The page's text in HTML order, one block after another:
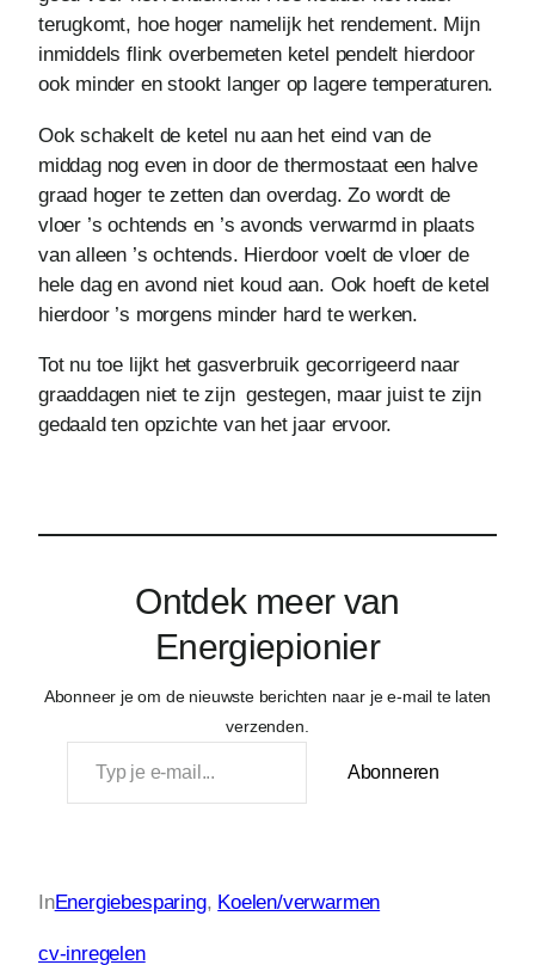
terugkomt, hoe hoger namelijk het rendement. Mijn
inmiddels flink overbemeten ketel pendelt hierdoor
ook minder en stookt langer op lagere temperaturen.
Ook schakelt de ketel nu aan het eind van de
middag nog even in door de thermostaat een halve
graad hoger te zetten dan overdag. Zo wordt de
vloer ’s ochtends en ’s avonds verwarmd in plaats
van alleen ’s ochtends. Hierdoor voelt de vloer de
hele dag en avond niet koud aan. Ook hoeft de ketel
hierdoor ’s morgens minder hard te werken.
Tot nu toe lijkt het gasverbruik gecorrigeerd naar
graaddagen niet te zijn gestegen, maar juist te zijn
gedaald ten opzichte van het jaar ervoor.
Ontdek meer van
Energiepionier
Abonneer je om de nieuwste berichten naar je e-mail te laten
verzenden.
Typ je e-mail…
Abonneren
InEnergiebesparing, Koelen/verwarmen
cv-inregelen